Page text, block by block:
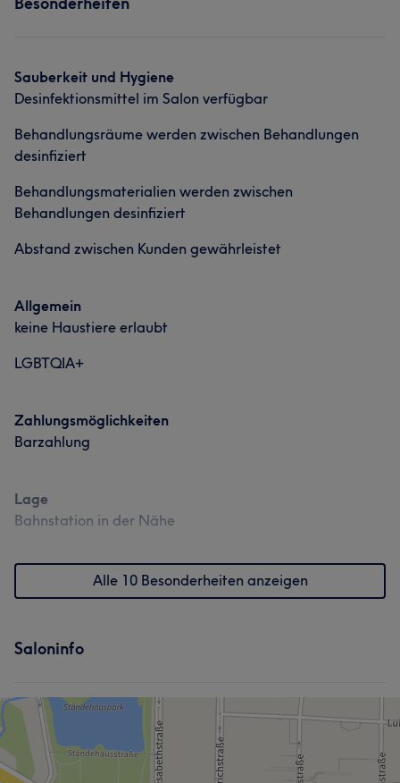
Sauberkeit und Hygiene
Desinfektionsmittel im Salon verfügbar
Behandlungsräume werden zwischen Behandlungen
desinfiziert
Behandlungsmaterialien werden zwischen
Behandlungen desinfiziert
Abstand zwischen Kunden gewährleistet
Allgemein
keine Haustiere erlaubt
LGBTQIA+
Zahlungsmöglichkeiten
Barzahlung
Lage
Bahnstation in der Nähe
Alle 10 Besonderheiten anzeigen
Saloninfo